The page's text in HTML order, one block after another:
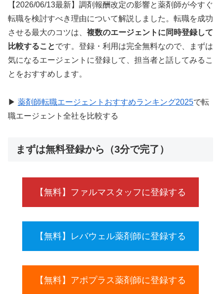
【2026/06/13最新】調剤報酬改定の影響と薬剤師が今すぐ
転職を検討すべき理由について解説しました。転職を成功
させる最大のコツは、 複数のエージェントに同時登録して
比較することです。登録・利用は完全無料なので、まずは
気になるエージェントに登録して、担当者と話してみるこ
とをおすすめします。
▶ 薬剤師転職エージェントおすすめランキング2025で転
職エージェント全社を比較する
まずは無料登録から（3分で完了）
【無料】ファルマスタッフに登録する
【無料】レバウェル薬剤師に登録する
【無料】アポプラス薬剤師に登録する